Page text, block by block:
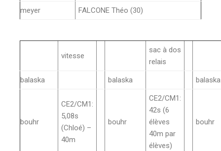
meyer FALCONE Théo (30)
vitesse
sac à dos
relais
balaska balaska balaska
bouhr
CE2/CM1:
5,08s
(Chloé) –
40m
bouhr
CE2/CM1:
42s (6
élèves
40m par
élèves)
bouhr